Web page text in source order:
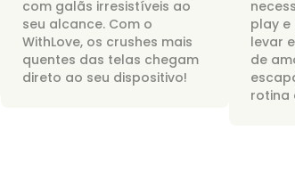
com galãs irresistíveis ao
seu alcance. Com o
WithLove, os crushes mais
quentes das telas chegam
direto ao seu dispositivo!
play e
levar
de
rotina